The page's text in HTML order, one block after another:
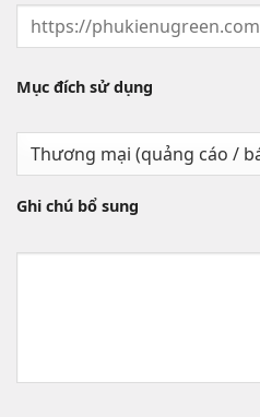
Mục đích sử dụng
Ghi chú bổ sung